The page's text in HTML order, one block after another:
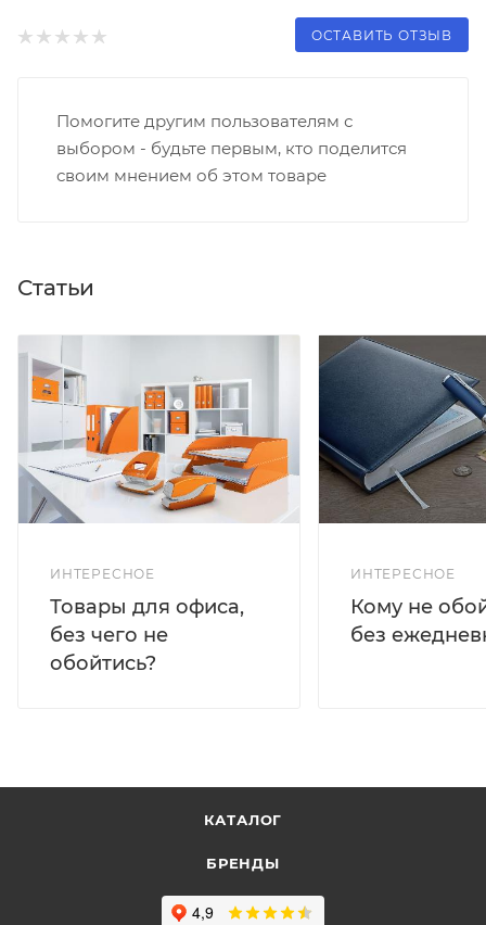
ОСТАВИТЬ ОТЗЫВ
Помогите другим пользователям с
выбором - будьте первым, кто поделится
своим мнением об этом товаре
Статьи
ИНТЕРЕСНОЕ
Товары для офиса,
без чего не
обойтись?
ИНТЕРЕСНОЕ
Кому не
без
КАТАЛОГ
БРЕНДЫ